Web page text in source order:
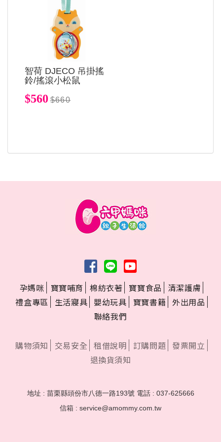
智荷 DJECO 吊掛搖
鈴/搖滾小松鼠
$560 $660
孕媽咪 寶寶哺育 棉紡衣著 寶寶食品
清潔護膚
禮盒專區
生活寢具 嬰幼玩具 寶寶書籍 外出用品
聯絡我們
購物須知 交易安全 租借說明 訂購問題 發票開立
退換貨須知
地址 : 苗栗縣頭份市八德一路193號 電話 : 037-625666
信箱 : service@amommy.com.tw